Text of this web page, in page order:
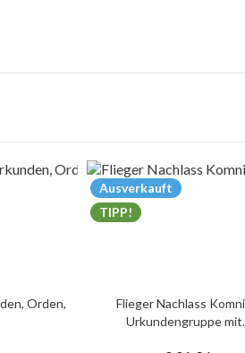
Orden,
Ausverkauft
TIPP!
Flieger Nachlass
Urkundengruppe